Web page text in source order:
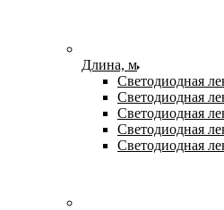
Длина, м
Светодиодная
Светодиодная
Светодиодная
Светодиодная
Светодиодная